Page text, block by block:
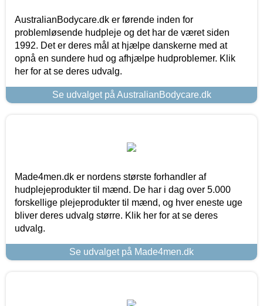
AustralianBodycare.dk er førende inden for
problemløsende hudpleje og det har de været siden
1992. Det er deres mål at hjælpe danskerne med at
opnå en sundere hud og afhjælpe hudproblemer. Klik
her for at se deres udvalg.
Se udvalget på AustralianBodycare.dk
Made4men.dk er nordens største forhandler af
hudplejeprodukter til mænd. De har i dag over 5.000
forskellige plejeprodukter til mænd, og hver eneste uge
bliver deres udvalg større. Klik her for at se deres
udvalg.
Se udvalget på Made4men.dk